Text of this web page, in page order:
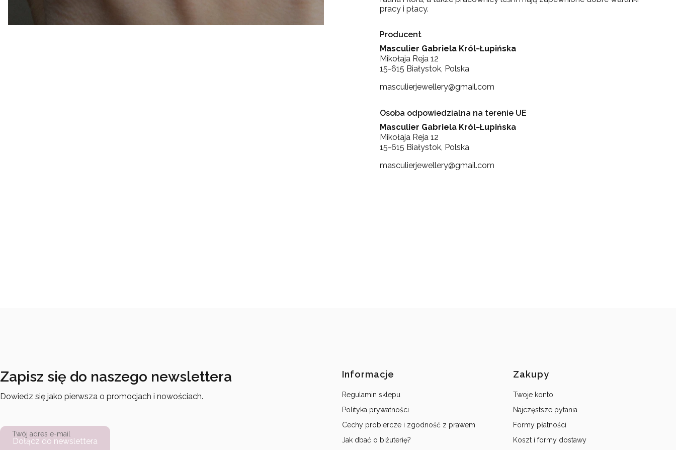
pracy i płacy.
Producent
Masculier Gabriela Król-Łupińska
Mikołaja Reja 12
15-615 Białystok, Polska
masculierjewellery@gmail.com
Osoba odpowiedzialna na terenie UE
Masculier Gabriela Król-Łupińska
Mikołaja Reja 12
15-615 Białystok, Polska
masculierjewellery@gmail.com
Zapisz się do naszego newslettera
Dowiedz się jako pierwsza o promocjach i nowościach.
Twój adres e-mail
Dołącz do newslettera
Linki w stopce
Informacje
Regulamin sklepu
Polityka prywatności
Cechy probiercze i zgodność z prawem
Jak dbać o biżuterię?
Zakupy
Twoje konto
Najczęstsze pytania
Formy płatności
Koszt i formy dostawy